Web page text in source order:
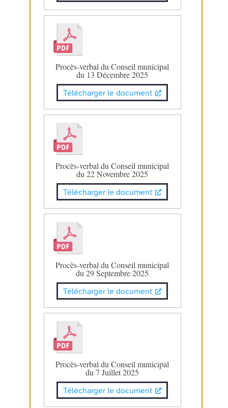
Procès-verbal du Conseil municipal
du 13 Décembre 2025
Télécharger le document
Procès-verbal du Conseil municipal
du 22 Novembre 2025
Télécharger le document
Procès-verbal du Conseil municipal
du 29 Septembre 2025
Télécharger le document
Procès-verbal du Conseil municipal
du 7 Juillet 2025
Télécharger le document